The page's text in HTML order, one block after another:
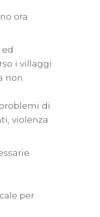
ora
i villaggi
non
di
violenza
per